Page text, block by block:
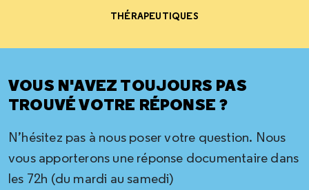
THÉRAPEUTIQUES
VOUS N'AVEZ TOUJOURS PAS
TROUVÉ VOTRE RÉPONSE ?
N’hésitez pas à nous poser votre question. Nous
vous apporterons une réponse documentaire dans
les 72h (du mardi au samedi)